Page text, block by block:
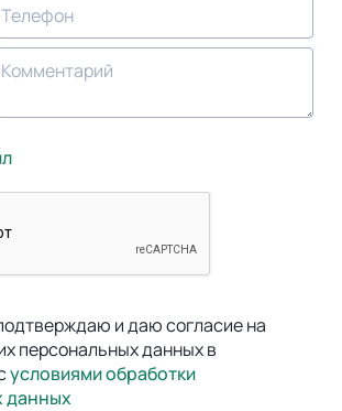
и даю согласие на
персональных данных в
условиями обработки
данных